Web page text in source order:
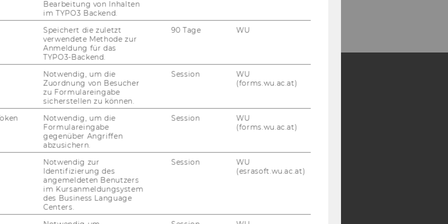
https://www.wu.ac.at/marketing
NewsletterBluesky
WEBSEITE
MEDIA
EQUIS AACSB AMBA
Bearbeitung von Inhalten
im TYPO3 Backend.
Speichert die zuletzt
verwendete Methode zur
Anmeldung für das
TYPO3-Backend.
90 Tage WU
Notwendig, um die
Zuordnung von Besucher
zu Formulareingabe
sicherstellen zu können.
Session
WU
(forms.wu.ac.at)
Notwendig, um die
Formulareingabe
gegenüber Angriffen
abzusichern.
Session
WU
(forms.wu.ac.at)
Notwendig zur
Identifizierung des
angemeldeten Benutzers
im Kursanmeldungsystem
des Business Language
Centers.
Session
WU
(esrasoft.wu.ac.at)